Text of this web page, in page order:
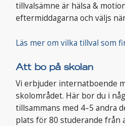
tillvalsämne är hälsa &
eftermiddagarna och väljs
Läs mer om vilka tillval som
Att bo på skolan
Vi erbjuder internatboende
skolområdet. Här bor du i
tillsammans med 4–5 andra
plats för 80 studerande från